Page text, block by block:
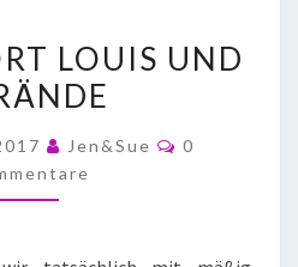
LOUIS UND
Jen&Sue
0